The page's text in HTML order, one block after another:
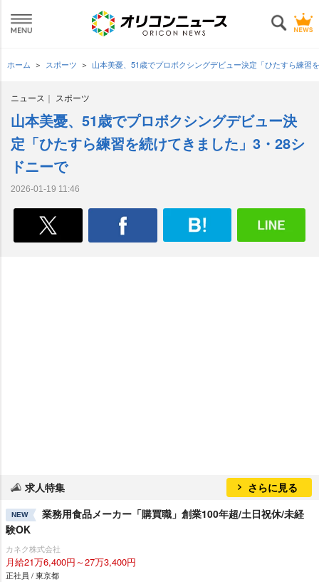
ホーム スポーツ 山本美憂、51歳でプロボクシングデビュー決定「ひたすら練習
ニュース スポーツ
山本美憂、51歳でプロボクシングデビュー決
定「ひたすら練習を続けてきました」3・28シ
ドニーで
2026-01-19 11:46
求人特集 さらに見る
NEW
業務用食品メーカー「購買職」創業100年超/土日祝休/未経
験OK
カネク株式会社
月給21万6,400円～27万3,400円
正社員 / 東京都